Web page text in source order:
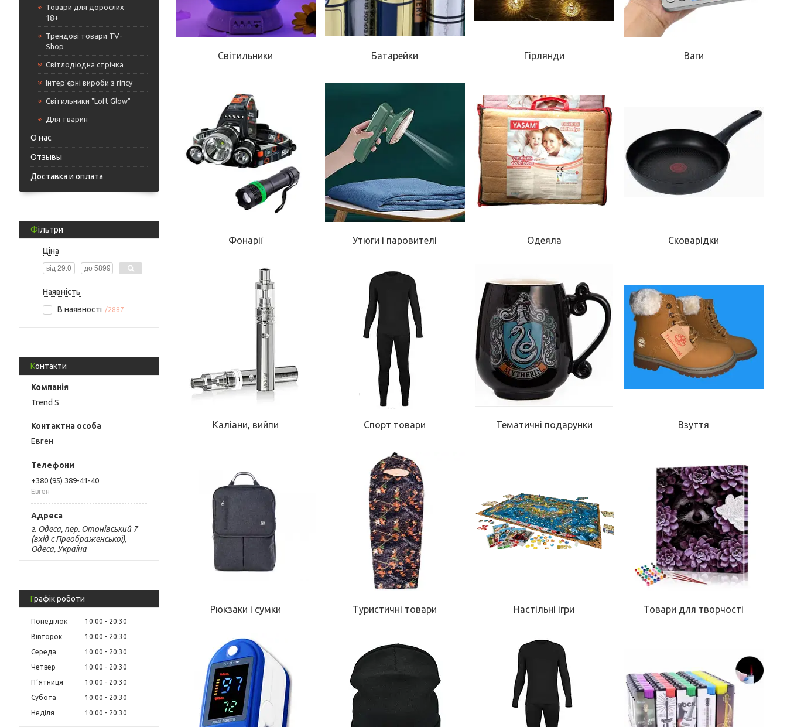
Товари для дорослих
18+
Трендові товари TV-
Shop
Світлодіодна стрічка
Інтер'єрні вироби з гіпсу
Світильники "Loft Glow"
Для тварин
О нас
Отзывы
Доставка и оплата
Фільтри
Ціна
Наявність
В наявності
2887
Контакти
Trend S
Евген
+380 (95) 389-41-40
Евген
г. Одеса, пер. Отонівський 7
(вхід с Преображенської),
Одеса, Україна
Графік роботи
Понеділок 10:00
20:30
Вівторок
10:00
20:30
Середа
10:00
20:30
Четвер
10:00
20:30
Пʼятниця
10:00
20:30
Субота
10:00
20:30
Неділя
10:00 20:30
Світильники Батарейки Гірлянди Ваги
Фонарії Утюги і паровителі Одеяла Сковарідки
Каліани, вийпи Спорт товари Тематичні подарунки Взуття
Рюкзаки і сумки Туристичні товари Настільні ігри Товари для творчості